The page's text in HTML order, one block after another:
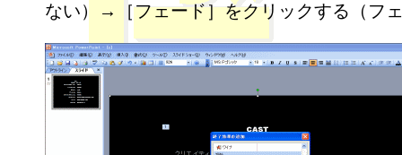
ない）→［フェード］をクリックする（フ